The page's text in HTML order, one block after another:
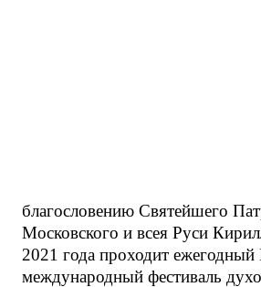
благословению Святейшего
Московского и всея Руси
2021 года проходит
международный фестиваль